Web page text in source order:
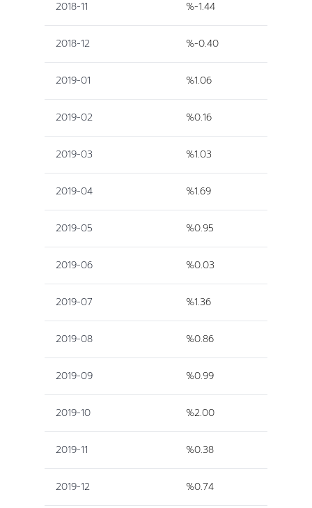
2018-11 %-1.44
2018-12 %-0.40
2019-01 %1.06
2019-02 %0.16
2019-03 %1.03
2019-04 %1.69
2019-05 %0.95
2019-06 %0.03
2019-07 %1.36
2019-08 %0.86
2019-09 %0.99
2019-10 %2.00
2019-11 %0.38
2019-12 %0.74